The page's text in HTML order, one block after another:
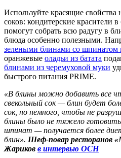
Используйте красящие свойства
соков: кондитерские красители
помогут собрать всю радугу в
блюда особенно полезными.
зелеными блинами со шпинатом
оранжевые оладьи из батата
блинами из черемуховой муки
быстрого питания PRIME.
«В блины можно добавить все
свекольный сок — блин будет
сок, но немного, чтобы не
блины было не тяжело
шпинат — получается более
блин». Шеф-повар ресторанов
Жариков в интервью ОСН